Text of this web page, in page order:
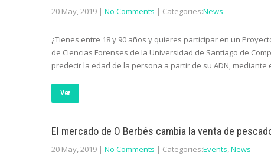
20 May, 2019 | No Comments | Categories:News
¿Tienes entre 18 y 90 años y quieres participar en un
de Ciencias Forenses de la Universidad de Santiago de
predecir la edad de la persona a partir de su ADN,
Ver
El mercado de O Berbés cambia la venta de
20 May, 2019 | No Comments | Categories:Events,News